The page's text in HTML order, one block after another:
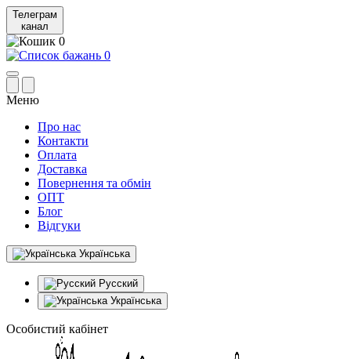
Телеграм
канал
0
0
Меню
Про нас
Контакти
Оплата
Доставка
Повернення та обмін
ОПТ
Блог
Відгуки
Українська
Русский
Українська
Особистий кабінет